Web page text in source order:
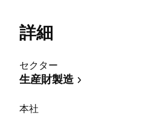
詳細
セクター
生産財製造
本社